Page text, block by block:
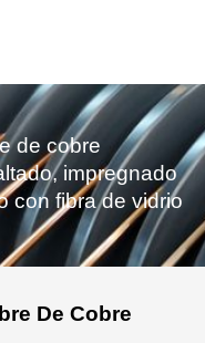
de cobre
impregnado
con fibra de vidrio
De Cobre